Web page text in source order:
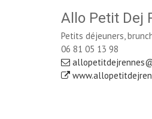
Allo Petit Dej
Petits déjeuners,
06 81 05 13 98